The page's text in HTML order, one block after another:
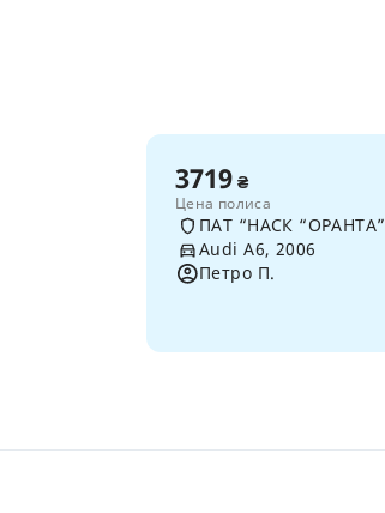
3719 ₴
Цена полиса
ПАТ “НАСК “ОРАНТА”
Audi A6, 2006
Петро П.